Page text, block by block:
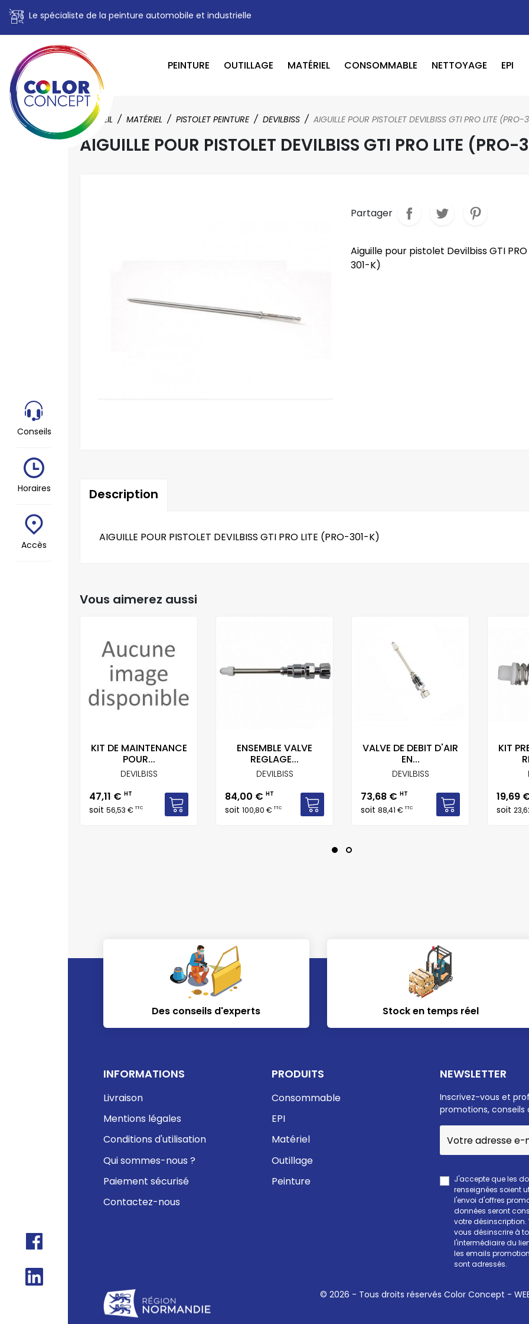
Le spécialiste de la peinture automobile et industrielle
PEINTURE OUTILLAGE MATÉRIEL CONSOMMABLE NETTOYAGE EPI
ACCUEIL MATÉRIEL PISTOLET PEINTURE DEVILBISS AIGUILLE POUR PISTOLET DEVILBISS GTI PRO LITE
AIGUILLE POUR PISTOLET DEVILBISS GTI PRO LITE
Partager
Aiguille pour pistolet Devilbiss GTI PRO
301-K)
Description
AIGUILLE POUR PISTOLET DEVILBISS GTI PRO LITE (PRO-301-K)
Vous aimerez aussi
KIT DE MAINTENANCE
POUR...
DEVILBISS
Prix
47,11 € HT
soit 56,53 €TTC
ENSEMBLE VALVE
REGLAGE...
DEVILBISS
Prix
84,00 € HT
soit 100,80 €TTC
VALVE DE DEBIT D'AIR
EN...
DEVILBISS
Prix
73,68 € HT
soit 88,41 €TTC
KIT
Prix
19,69
soit
Des conseils d'experts Stock en temps réel
INFORMATIONS
Livraison
Mentions légales
Conditions d'utilisation
Qui sommes-nous ?
Paiement sécurisé
Contactez-nous
PRODUITS
Consommable
EPI
Matériel
Outillage
Peinture
NEWSLETTER
Inscrivez-vous et
promotions, conseils
J'accepte que les
renseignées soient
l'envoi d'offres
données seront
votre désinscription.
vous désinscrire à
l'intermédiaire du
les emails
sont adressés.
© 2026 - Tous droits réservés Color Concept -
Conseils
Horaires
Accès